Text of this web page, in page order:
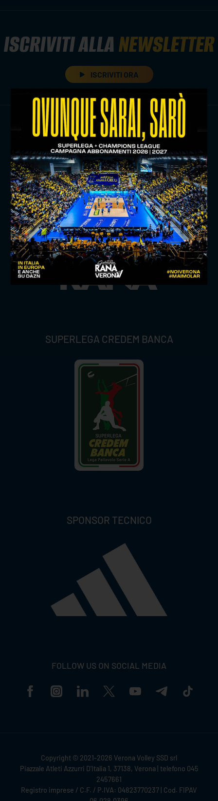
ISCRIVITI ALLANEWSLETTER
ISCRIVITI ORA
TITLE SPONSOR
SUPERLEGA CREDEM BANCA
SPONSOR TECNICO
FOLLOW US ON SOCIAL MEDIA
Copyright © 2021-2026 Verona Volley SSD srl
Piazzale Atleti Azzurri D'Italia 1, 37138, Verona | telefono 045
2457661
Registro imprese / C.F. / P.IVA: 04823770237 | Cod. FIPAV